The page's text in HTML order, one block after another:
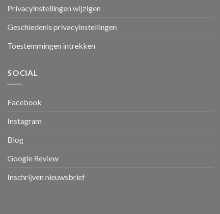
Privacyinstellingen wijzigen
Geschiedenis privacyinstellingen
Toestemmingen intrekken
SOCIAL
Facebook
Instagram
Blog
Google Review
Inschrijven nieuwsbrief